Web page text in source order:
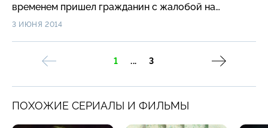
временем пришел гражданин с жалобой на
вымогателя — главврача психоневрологического
огромные деньги…
3 ИЮНЯ 2014
1 ... 3
ПОХОЖИЕ СЕРИАЛЫ И ФИЛЬМЫ